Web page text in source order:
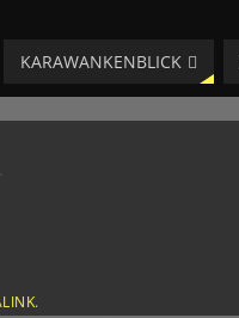
KARAWANKENBLICK
.